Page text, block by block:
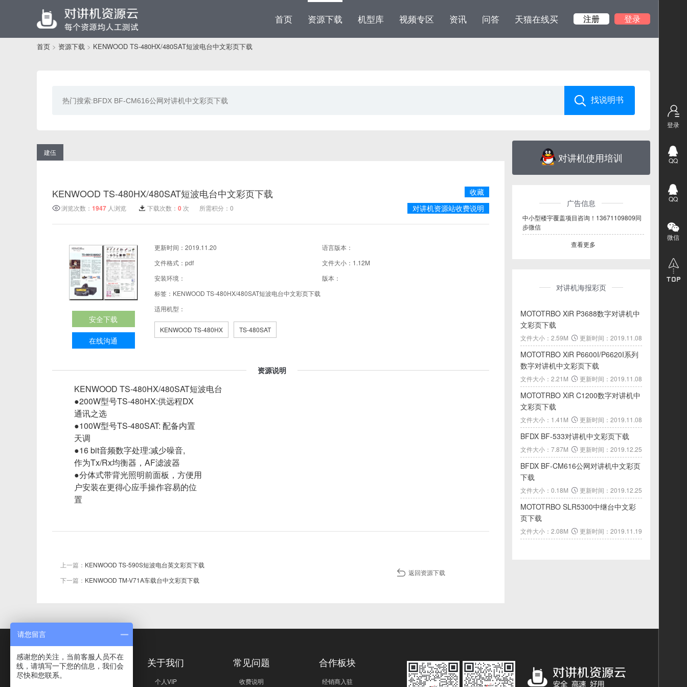
首页 资源下载 机型库 视频专区 资讯 问答 天猫在线买 注册 登录
首页 > 资源下载 > KENWOOD TS-480HX/480SAT短波电台中文彩页下载
建伍
KENWOOD TS-480HX/480SAT短波电台中文彩页下载 收藏
浏览次数： 1947 人浏览 下载次数： 0 次 所需积分：0 对讲机资源站收费说明
安全下载
在线沟通
更新时间：2019.11.20
语言版本：
文件格式：pdf
文件大小：1.12M
安装环境：
版本：
标签：KENWOOD TS-480HX/480SAT短波电台中文彩页下载
适用机型：
KENWOOD TS-480HX TS-480SAT
资源说明
KENWOOD TS-480HX/480SAT短波电台
●200W型号TS-480HX:供远程DX
通讯之选
●100W型号TS-480SAT: 配备内置
天调
●16 bit音频数字处理:减少噪音,
作为Tx/Rx均衡器，AF滤波器
●分体式带背光照明前面板，方便用
户安装在更得心应手操作容易的位
置
上一篇： KENWOOD TS-590S短波电台英文彩页下载
下一篇： KENWOOD TM-V71A车载台中文彩页下载
返回资源下载
对讲机使用培训
广告信息
中小型楼宇覆盖项目咨询！13671109809同
步微信
查看更多
对讲机海报彩页
MOTOTRBO XiR P3688数字对讲机中
文彩页下载
更新时间：2019.11.08
文件大小：2.59M
MOTOTRBO XiR P6600I/P6620I系列
数字对讲机中文彩页下载
更新时间：2019.11.08
文件大小：2.21M
MOTOTRBO XiR C1200数字对讲机中
文彩页下载
更新时间：2019.11.08
文件大小：1.41M
BFDX BF-533对讲机中文彩页下载
更新时间：2019.12.25
文件大小：7.87M
BFDX BF-CM616公网对讲机中文彩页
下载
更新时间：2019.12.25
文件大小：0.18M
MOTOTRBO SLR5300中继台中文彩
页下载
更新时间：2019.11.19
文件大小：2.08M
免责声明 关于我们
个人VIP
常见问题
收费说明
合作板块
经销商入驻
登录
QQ
QQ
微信
请您留言
感谢您的关注，当前客服人员不在
线，请填写一下您的信息，我们会
尽快和您联系。